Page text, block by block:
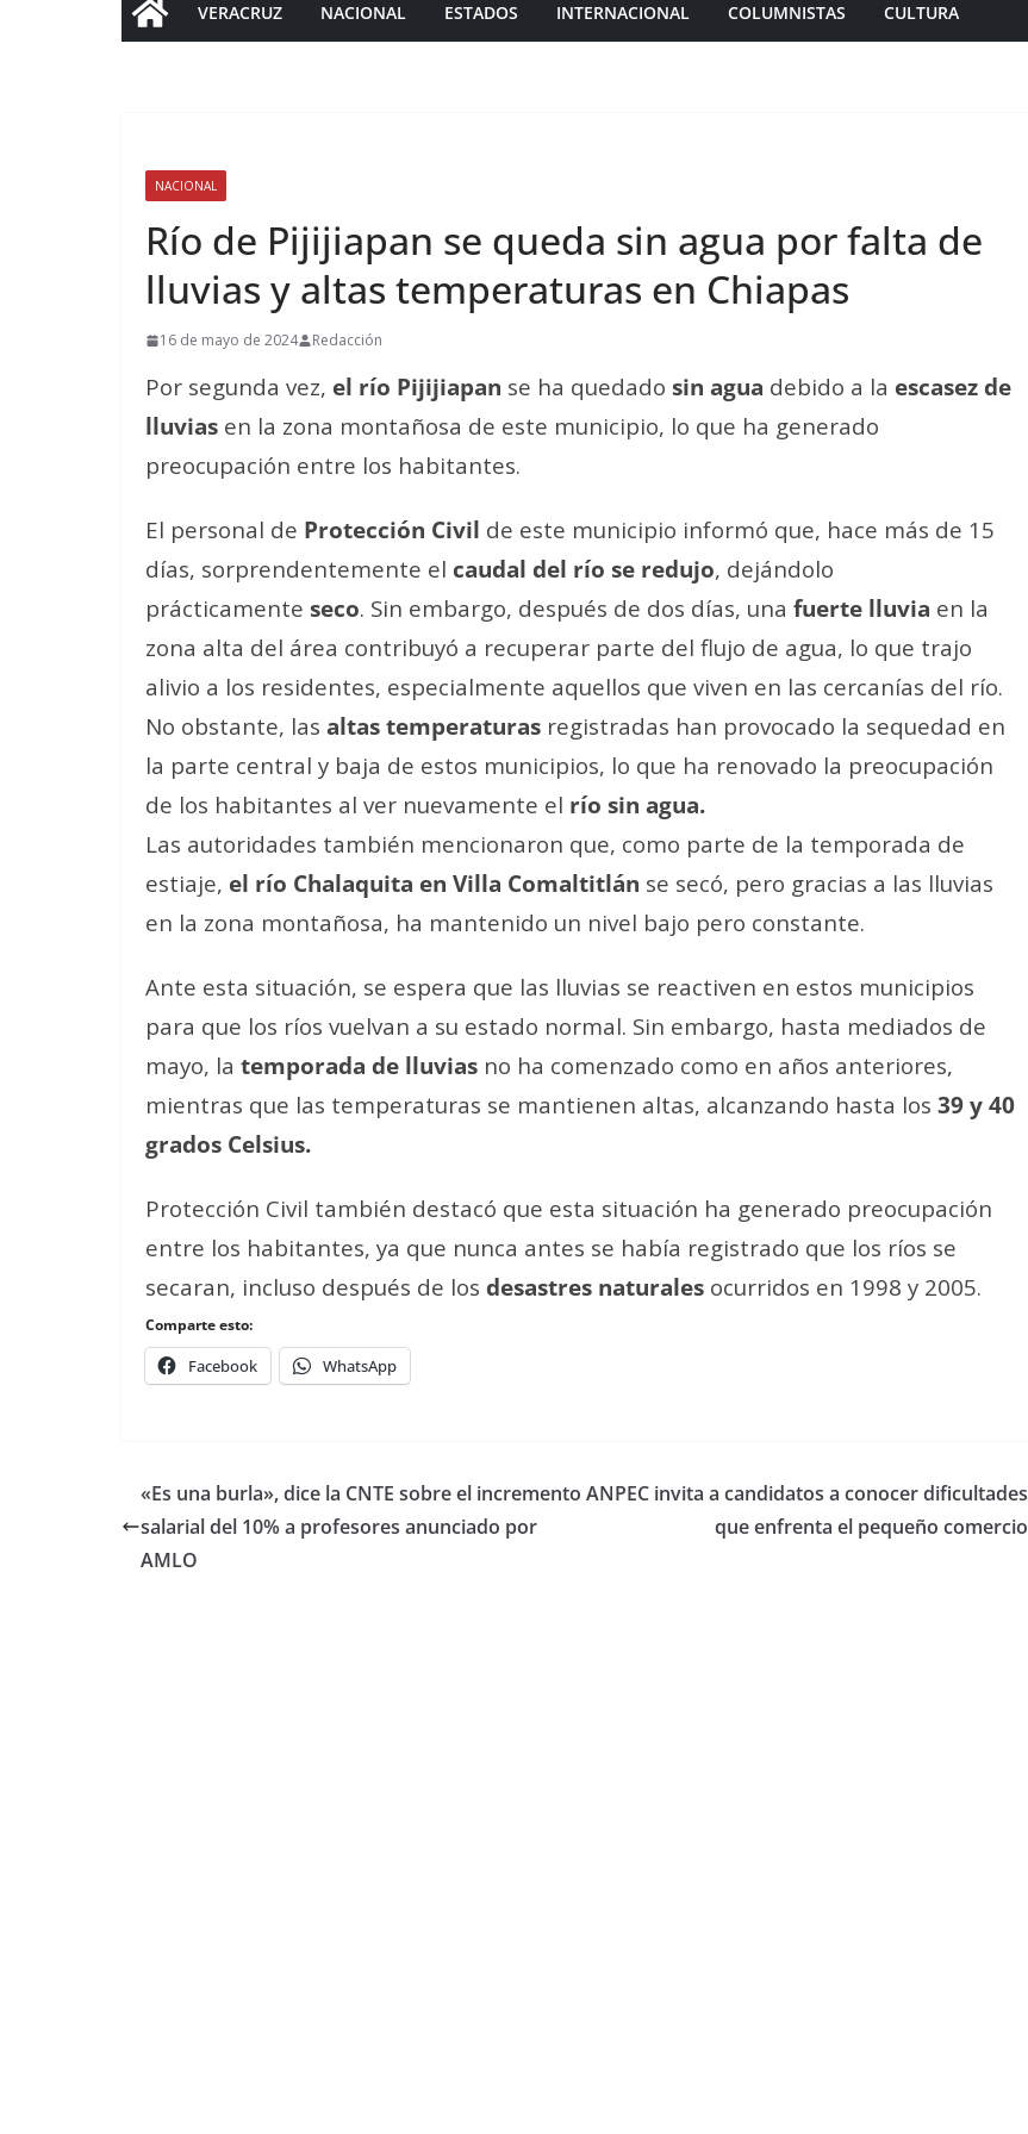
VERACRUZ NACIONAL ESTADOS INTERNACIONAL COLUMNISTAS CULTURA
NACIONAL
Río de Pijijiapan se queda sin agua por falta de
lluvias y altas temperaturas en Chiapas
16 de mayo de 2024 Redacción
Por segunda vez, el río Pijijiapan se ha quedado sin agua debido a la escasez de
lluvias en la zona montañosa de este municipio, lo que ha generado
preocupación entre los habitantes.
El personal de Protección Civil de este municipio informó que, hace más de 15
días, sorprendentemente el caudal del río se redujo, dejándolo
prácticamente seco. Sin embargo, después de dos días, una fuerte lluvia en la
zona alta del área contribuyó a recuperar parte del flujo de agua, lo que trajo
alivio a los residentes, especialmente aquellos que viven en las cercanías del río.
No obstante, las altas temperaturas registradas han provocado la sequedad en
la parte central y baja de estos municipios, lo que ha renovado la preocupación
de los habitantes al ver nuevamente el río sin agua.
Las autoridades también mencionaron que, como parte de la temporada de
estiaje, el río Chalaquita en Villa Comaltitlán se secó, pero gracias a las lluvias
en la zona montañosa, ha mantenido un nivel bajo pero constante.
Ante esta situación, se espera que las lluvias se reactiven en estos municipios
para que los ríos vuelvan a su estado normal. Sin embargo, hasta mediados de
mayo, la temporada de lluvias no ha comenzado como en años anteriores,
mientras que las temperaturas se mantienen altas, alcanzando hasta los 39 y 40
grados Celsius.
Protección Civil también destacó que esta situación ha generado preocupación
entre los habitantes, ya que nunca antes se había registrado que los ríos se
secaran, incluso después de los desastres naturales ocurridos en 1998 y 2005.
Comparte esto:
Facebook WhatsApp
«Es una burla», dice la CNTE sobre el incremento
salarial del 10% a profesores anunciado por
AMLO
ANPEC invita a candidatos a conocer dificultades
que enfrenta el pequeño comercio